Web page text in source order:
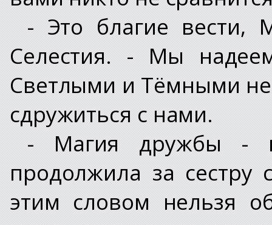
- Это благие вести,
Селестия. - Мы
Светлыми и Тёмными
сдружиться с нами.
- Магия дружбы -
продолжила за
этим словом нельзя